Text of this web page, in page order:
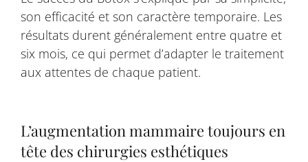
son efficacité et son caractère temporaire. Les
résultats durent généralement entre quatre et
six mois, ce qui permet d’adapter le traitement
aux attentes de chaque patient.
L’augmentation mammaire toujours en
tête des chirurgies esthétiques